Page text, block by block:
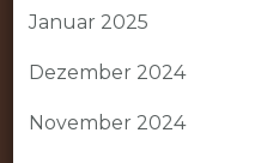
Januar 2025
Dezember 2024
November 2024